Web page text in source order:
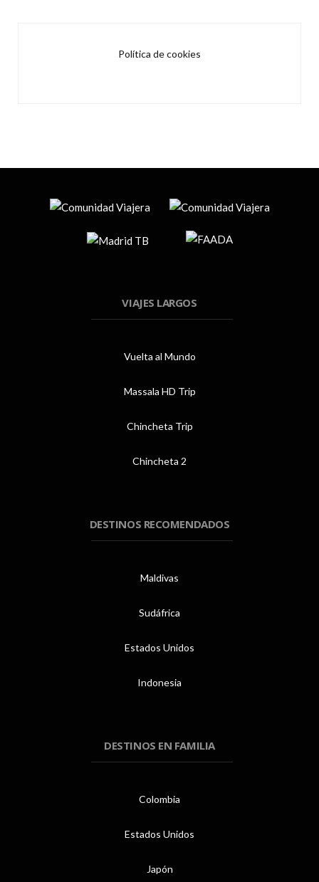
Política de cookies
VIAJES LARGOS
Vuelta al Mundo
Massala HD Trip
Chincheta Trip
Chincheta 2
DESTINOS RECOMENDADOS
Maldivas
Sudáfrica
Estados Unidos
Indonesia
DESTINOS EN FAMILIA
Colombia
Estados Unidos
Japón